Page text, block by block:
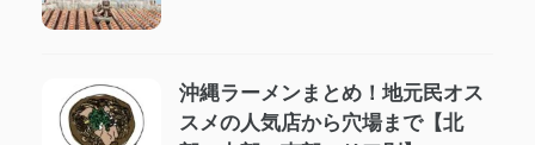
沖縄ラーメンまとめ！地元民オス
スメの人気店から穴場まで【北